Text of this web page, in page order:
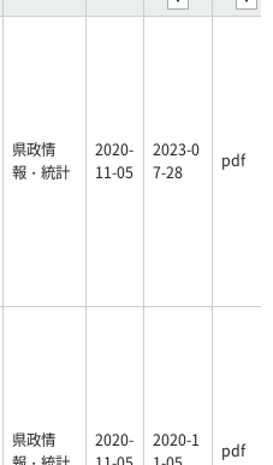
県政情
報・統計
2020-
11-05
2023-0
7-28
pdf
県政情
2020-
2020-1
pdf